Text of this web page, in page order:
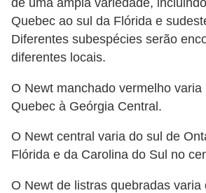
de uma ampla variedade,
Quebec ao sul da Flórida e
Diferentes subespécies serão
diferentes locais.
O Newt manchado vermelho varia
Quebec à Geórgia Central.
O Newt central varia do sul de
Flórida e da Carolina do Sul no
O Newt de listras quebradas varia
a
ú
d
a
n
i
m